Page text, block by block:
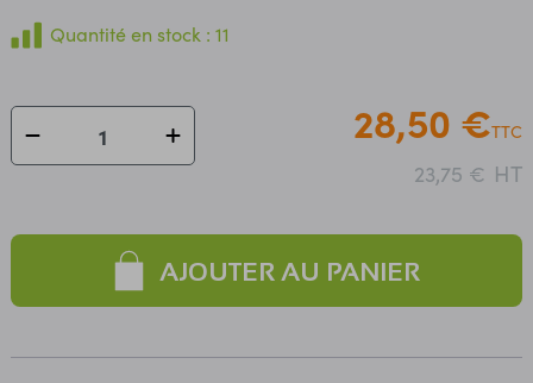
Quantité en stock : 11
28,50 €TTC
23,75 € HT
AJOUTER AU PANIER